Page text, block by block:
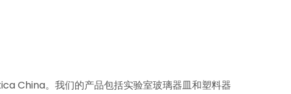
China。我们的产品包括实验室玻璃器皿和塑料器